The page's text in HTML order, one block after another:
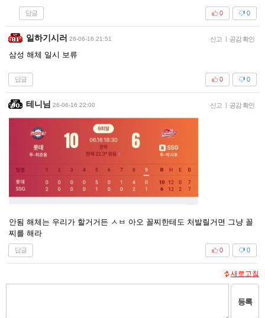
답글 0
0
일하기시러 26-06-16 21:51 신고 | 공감 확인
삼성 해체 일시 보류
답글 0
0
테니님 26-06-16 22:00 신고 | 공감 확인
안됨 해체는 우리가 할거거든 ㅅㅂ 아오 꼴찌한테도 처발릴거면 그냥 꼴
찌를 해라
답글 0
0
새로고침
등록